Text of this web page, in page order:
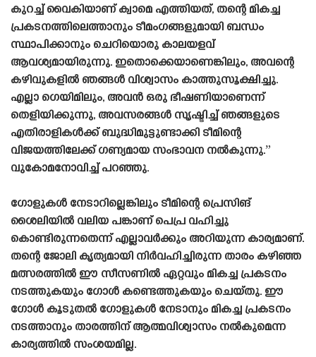
കുറച്ച് വൈകിയാണ് ക്വാമെ എത്തിയത്, തന്റെ മികച്ച
പ്രകടനത്തിലെത്താനും ടീമംഗങ്ങളുമായി ബന്ധം
സ്ഥാപിക്കാനും ചെറിയൊരു കാലയളവ്
ആവശ്യമായിരുന്നു. ഇതൊക്കെയാണെങ്കിലും, അവന്റെ
കഴിവുകളിൽ ഞങ്ങൾ വിശ്വാസം കാത്തുസൂക്ഷിച്ചു.
എല്ലാ ഗെയിമിലും, അവൻ ഒരു ഭീഷണിയാണെന്ന്
തെളിയിക്കുന്നു, അവസരങ്ങൾ സൃഷ്ടിച്ച് ഞങ്ങളുടെ
എതിരാളികൾക്ക് ബുദ്ധിമുട്ടുണ്ടാക്കി ടീമിന്റെ
വിജയത്തിലേക്ക് ഗണ്യമായ സംഭാവന നൽകുന്നു.”
വുകോമനോവിച്ച് പറഞ്ഞു.
ഗോളുകൾ നേടാറില്ലെങ്കിലും ടീമിന്റെ പ്രെസിങ്
ശൈലിയിൽ വലിയ പങ്കാണ് പെപ്ര വഹിച്ചു
കൊണ്ടിരുന്നതെന്ന് എല്ലാവർക്കും അറിയുന്ന കാര്യമാണ്.
തന്റെ ജോലി കൃത്യമായി നിർവഹിച്ചിരുന്ന താരം കഴിഞ്ഞ
മത്സരത്തിൽ ഈ സീസണിൽ ഏറ്റവും മികച്ച പ്രകടനം
നടത്തുകയും ഗോൾ കണ്ടെത്തുകയും ചെയ്‌തു. ഈ
ഗോൾ കൂടുതൽ ഗോളുകൾ നേടാനും മികച്ച പ്രകടനം
നടത്താനും താരത്തിന് ആത്മവിശ്വാസം നൽകുമെന്ന
കാര്യത്തിൽ സംശയമില്ല.